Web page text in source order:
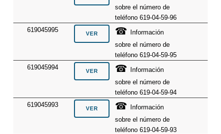
sobre el número de
teléfono 619-04-59-96
619045995
☎ Información
sobre el número de
teléfono 619-04-59-95
619045994
☎ Información
sobre el número de
teléfono 619-04-59-94
619045993
☎ Información
sobre el número de
teléfono 619-04-59-93